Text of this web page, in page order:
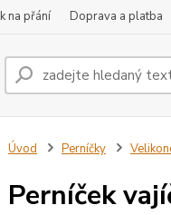
na přání Doprava a platba
Úvod Perníčky
Perníček